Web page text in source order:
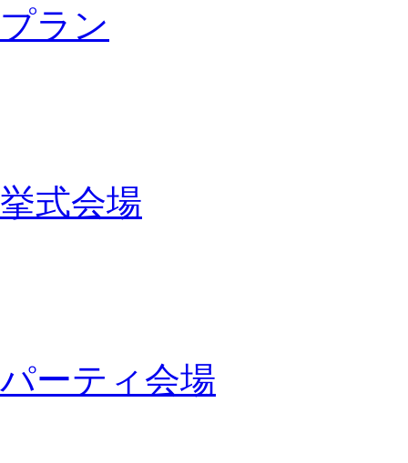
プラン
挙式会場
パーティ会場